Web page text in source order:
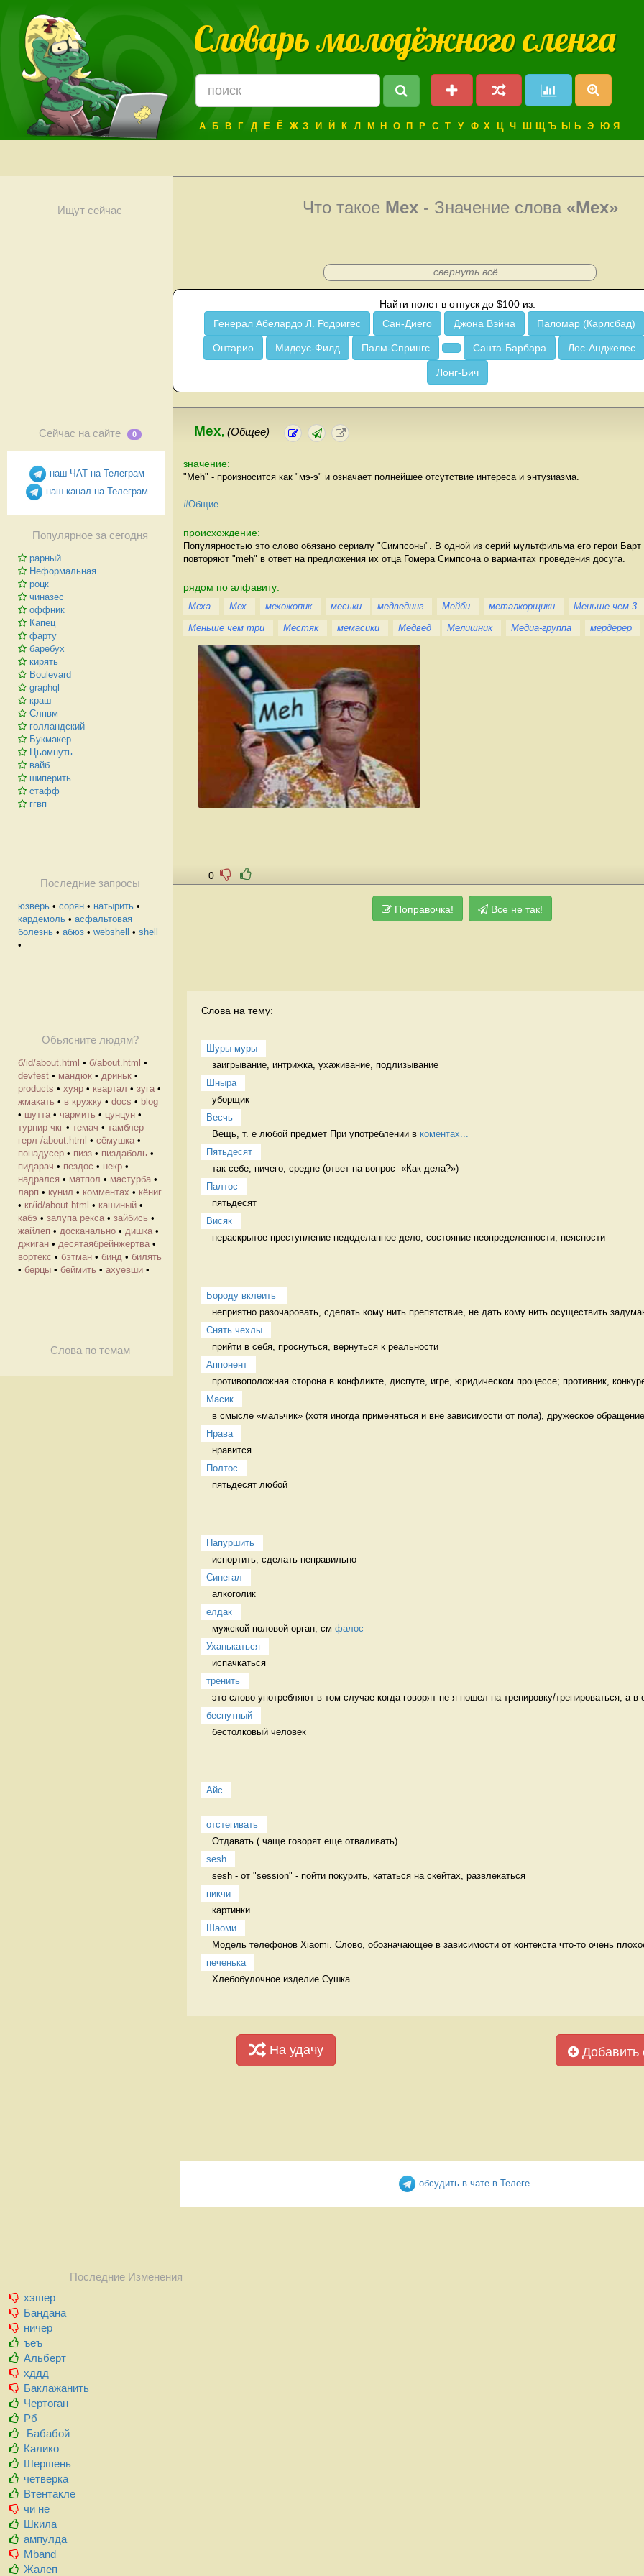
Словарь молодёжного сленга
А Б В Г Д Е Ё Ж З И Й К Л М Н О П Р С Т У Ф Х Ц Ч Ш Щ Ъ Ы Ь Э Ю Я
Ищут сейчас
Сейчас на сайте 0
наш ЧАТ на Телеграм
наш канал на Телеграм
Популярное за сегодня
рарный
Неформальная
роцк
чиназес
оффник
Капец
фарту
баребух
кирять
Boulevard
graphql
краш
Слпвм
голландский
Букмакер
Цьомнуть
вайб
шиперить
стафф
ггвп
Последние запросы
юзверь • сорян • натырить •
кардемоль • асфальтовая
болезнь • абюз • webshell • shell
•
Обьясните людям?
б/id/about.html • б/about.html •
devfest • мандюк • дриньк •
products • хуяр • квартал • зуга •
жмакать • в кружку • docs • blog
• шутта • чармить • цунцун •
турнир чкг • темач • тамблер
герл /about.html • сёмушка •
понадусер • пизз • пиздаболь •
пидарач • пездос • некр •
надрался • матпол • мастурба •
ларп • кунил • комментах • кёниг
• кг/id/about.html • кашиный •
кабэ • залупа рекса • зайбись •
жайлеп • досканально • дишка •
джиган • десятаябрейнжертва •
вортекс • бэтман • бинд • билять
• берцы • беймить • ахуевши •
Слова по темам
Что такое Мех- Значение слова «Мех»
свернуть всё
Найти полет в отпуск до $100 из:
Генерал Абелардо Л. Родригес
Сан-Диего Джона Вэйна Паломар (Карлсбад)
Онтарио Мидоус-Филд Палм-Спрингс Санта-Барбара Лос-Анджелес
Лонг-Бич
Мех, (Общее)
значение:
"Meh" - произносится как "мэ-э" и означает полнейшее отсутствие интереса и энтузиазма.
#Общие
происхождение:
Популярностью это слово обязано сериалу "Симпсоны". В одной из серий мультфильма его герои Барт
повторяют "meh" в ответ на предложения их отца Гомера Симпсона о вариантах проведения досуга.
рядом по алфавиту:
Меха Мех мехожопик меськи медвединг Мейби металкорщики
Меньше чем 3
Меньше чем три
Местяк мемасики Медвед Мелишник Медиа-группа мердерер
0
Поправочка! Все не так!
Слова на тему:
Шуры-муры
заигрывание, интрижка, ухаживание, подлизывание
Шныра
уборщик
Весчь
Вещь, т. е любой предмет При употреблении в коментах...
Пятьдесят
так себе, ничего, средне (ответ на вопрос  «Как дела?»)
Палтос
пятьдесят
Висяк
нераскрытое преступление недоделанное дело, состояние неопределенности, неясности
Бороду вклеить
неприятно разочаровать, сделать кому нить препятствие, не дать кому нить осуществить
Снять чехлы
прийти в себя, проснуться, вернуться к реальности
Аппонент
противоположная сторона в конфликте, диспуте, игре, юридическом процессе; противник,
Масик
в смысле «мальчик» (хотя иногда применяться и вне зависимости от пола), дружеское
Нрава
нравится
Полтос
пятьдесят любой
Напуршить
испортить, сделать неправильно
Синегал
алкоголик
елдак
мужской половой орган, см фалос
Уханькаться
испачкаться
тренить
это слово употребляют в том случае когда говорят не я пошел на тренировку/тренироваться, а в
беспутный
бестолковый человек
Айс
отстегивать
Отдавать ( чаще говорят еще отваливать)
sesh
sesh - от "session" - пойти покурить, кататься на скейтах, развлекаться
пикчи
картинки
Шаоми
Модель телефонов Xiaomi. Слово, обозначающее в зависимости от контекста что-то очень
печенька
Хлебобулочное изделие Сушка
На удачу Добавить
обсудить в чате в Телеге
Последние Изменения
хэшер
Бандана
ничер
ъеъ
Альберт
хддд
Баклажанить
Чертоган
Рб
Бабабой
Калико
Шершень
четверка
Втентакле
чи не
Шкила
ампулда
Mband
Жалеп